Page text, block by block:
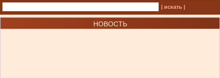
| искать |
НОВОСТЬ